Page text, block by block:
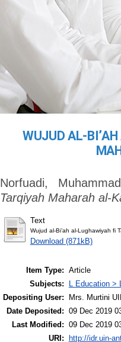
WUJUD AL-
Norfuadi, Muhammad
Tarqiyah Maharah al-
Text
Wujud al-Bi’ah al-Lughawiyah fi
Download (871kB)
Item Type: Article
Subjects:
L Education
Depositing User:
Mrs. Murtini
Date Deposited: 09 Dec 2019
Last Modified: 09 Dec 2019
URI:
http://idr.uin-